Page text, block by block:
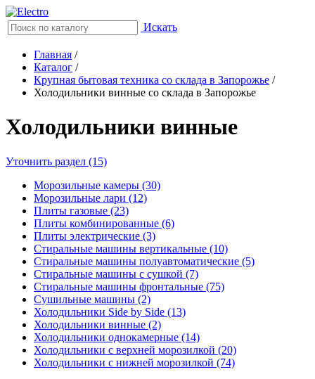
Искать
Главная /
Каталог /
Крупная бытовая техника со склада в Запорожье /
Холодильники винные со склада в Запорожье
Холодильники винные
Уточнить раздел (15)
Морозильные камеры (30)
Морозильные лари (12)
Плиты газовые (23)
Плиты комбинированные (6)
Плиты электрические (3)
Стиральные машины вертикальные (10)
Стиральные машины полуавтоматические (5)
Стиральные машины с сушкой (7)
Стиральные машины фронтальные (75)
Сушильные машины (2)
Холодильники Side by Side (13)
Холодильники винные (2)
Холодильники однокамерные (14)
Холодильники с верхней морозилкой (20)
Холодильники с нижней морозилкой (74)